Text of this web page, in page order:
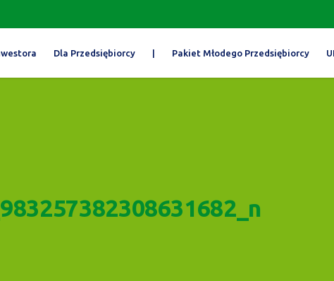
Dla Przedsiębiorcy | Pakiet Młodego Przedsiębiorcy